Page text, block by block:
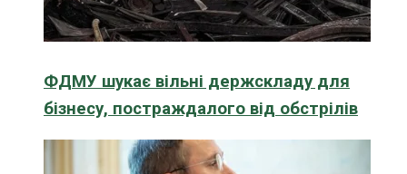
ФДМУ шукає вільні держскладу для
бізнесу, постраждалого від обстрілів